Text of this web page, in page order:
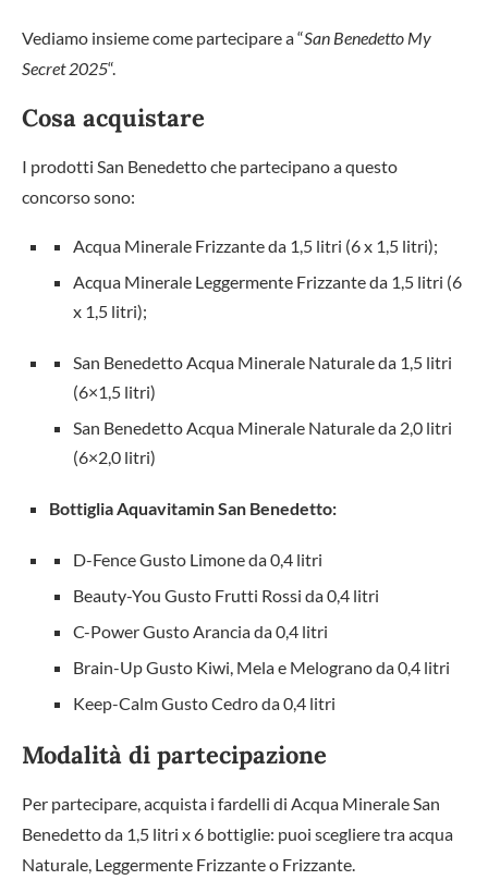
Vediamo insieme come partecipare a “San Benedetto My
Secret 2025“.
Cosa acquistare
I prodotti San Benedetto che partecipano a questo
concorso sono:
Acqua Minerale Frizzante da 1,5 litri (6 x 1,5 litri);
Acqua Minerale Leggermente Frizzante da 1,5 litri (6
x 1,5 litri);
San Benedetto Acqua Minerale Naturale da 1,5 litri
(6×1,5 litri)
San Benedetto Acqua Minerale Naturale da 2,0 litri
(6×2,0 litri)
Bottiglia Aquavitamin San Benedetto:
D-Fence Gusto Limone da 0,4 litri
Beauty-You Gusto Frutti Rossi da 0,4 litri
C-Power Gusto Arancia da 0,4 litri
Brain-Up Gusto Kiwi, Mela e Melograno da 0,4 litri
Keep-Calm Gusto Cedro da 0,4 litri
Modalità di partecipazione
Per partecipare, acquista i fardelli di Acqua Minerale San
Benedetto da 1,5 litri x 6 bottiglie: puoi scegliere tra acqua
Naturale, Leggermente Frizzante o Frizzante.